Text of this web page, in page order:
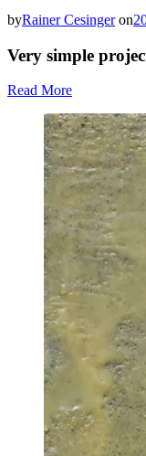
byRainer Cesinger on
Very simple
Read More